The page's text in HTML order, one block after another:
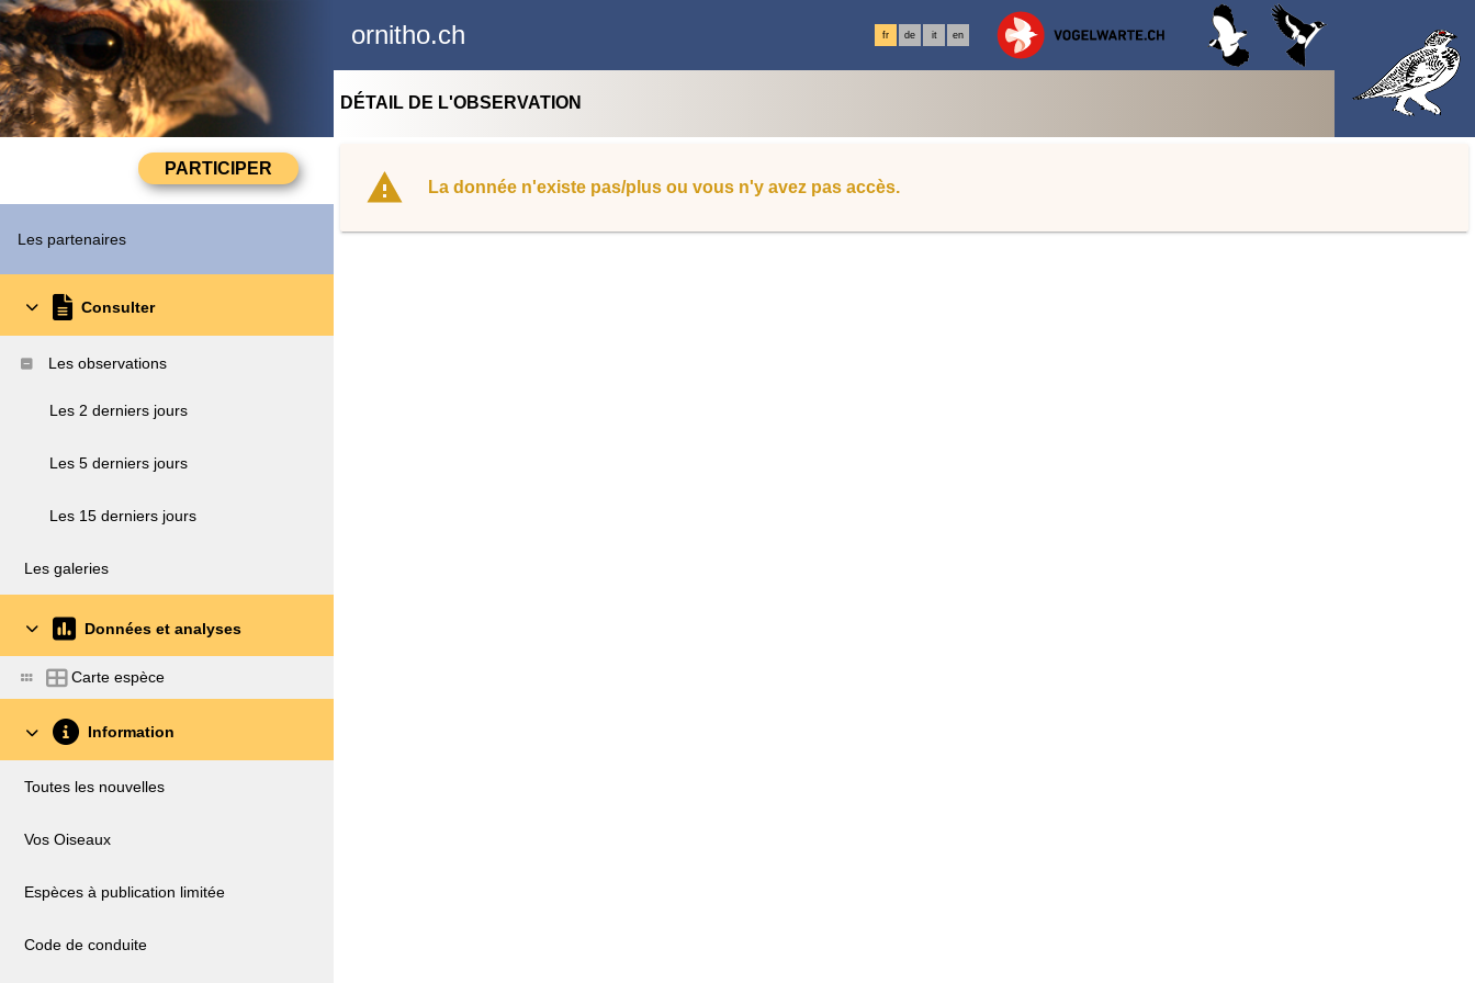
ornitho.ch fr de it en
Les partenaires
Consulter
Les observations
Les 2 derniers jours
Les 5 derniers jours
Les 15 derniers jours
Les galeries
Données et analyses
Carte espèce
Information
Toutes les nouvelles
Vos Oiseaux
Espèces à publication limitée
Code de conduite
DÉTAIL DE L'OBSERVATION
La donnée n'existe pas/plus ou vous n'y avez pas accès.